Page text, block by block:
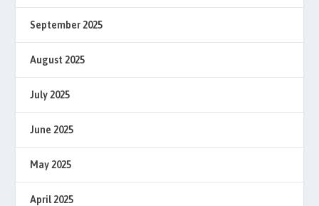
September 2025
August 2025
July 2025
June 2025
May 2025
April 2025